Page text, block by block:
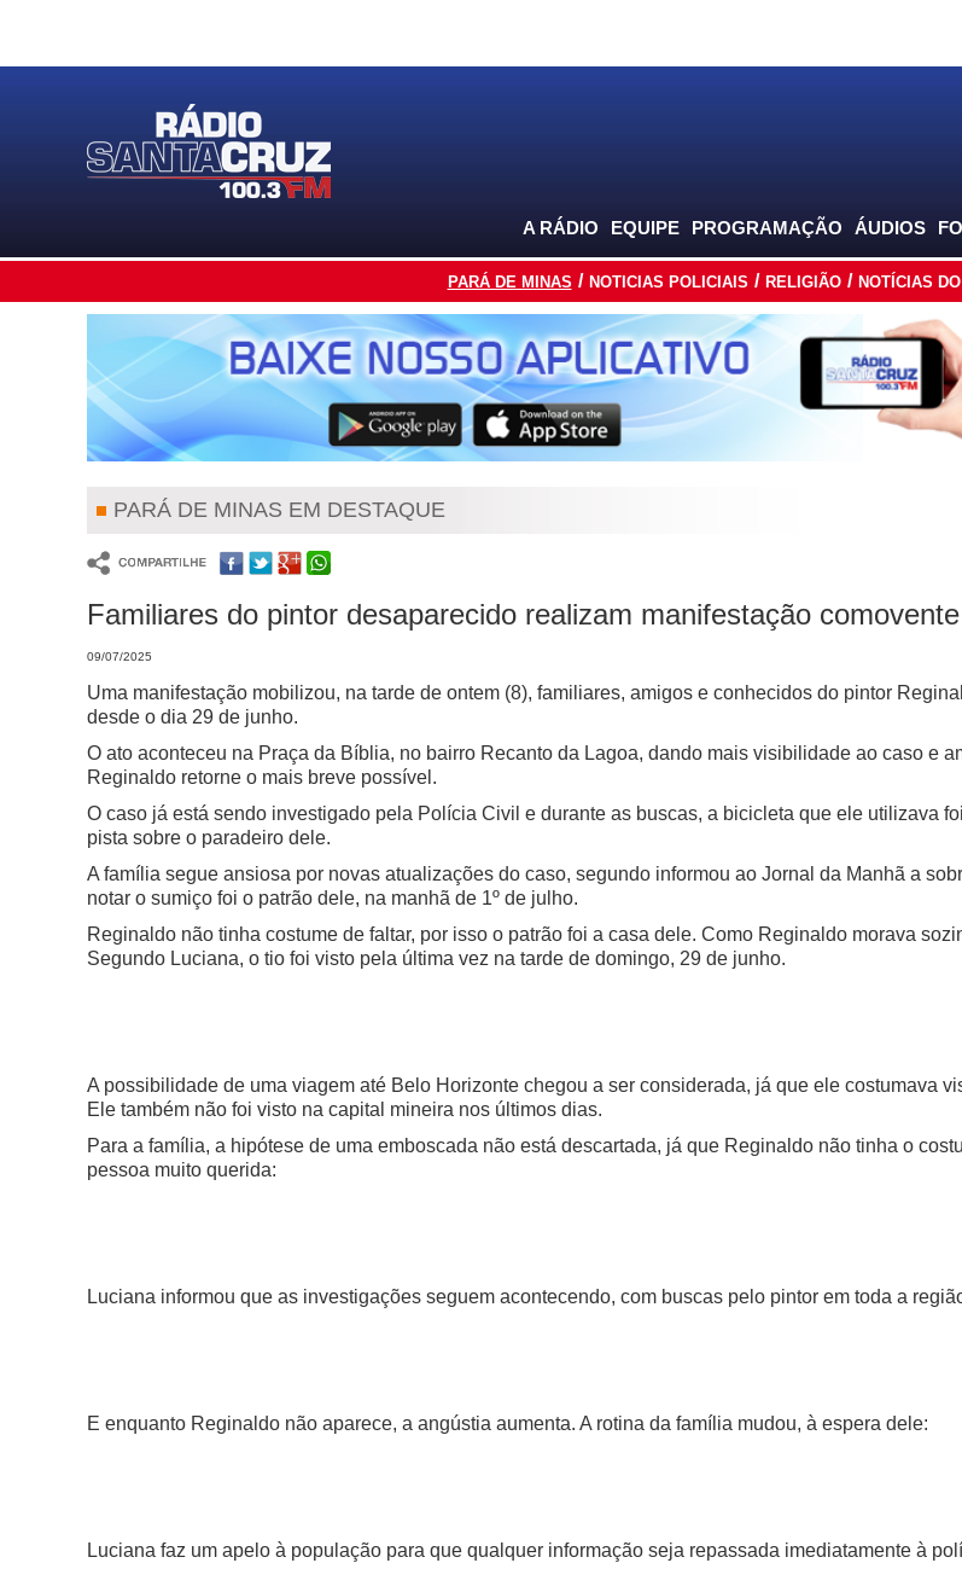
A RÁDIO EQUIPE PROGRAMAÇÃO ÁUDIOS
PARÁ DE MINAS NOTICIAS POLICIAIS RELIGIÃO NOTÍCIAS
PARÁ DE MINAS EM DESTAQUE
Familiares do pintor desaparecido realizam manifestação comovente
09/07/2025
Uma manifestação mobilizou, na tarde de ontem (8), familiares, amigos e conhecidos do pintor
desde o dia 29 de junho.
O ato aconteceu na Praça da Bíblia, no bairro Recanto da Lagoa, dando mais visibilidade ao caso e
Reginaldo retorne o mais breve possível.
O caso já está sendo investigado pela Polícia Civil e durante as buscas, a bicicleta que ele utilizava
pista sobre o paradeiro dele.
A família segue ansiosa por novas atualizações do caso, segundo informou ao Jornal da Manhã a
notar o sumiço foi o patrão dele, na manhã de 1º de julho.
Reginaldo não tinha costume de faltar, por isso o patrão foi a casa dele. Como Reginaldo morava
Segundo Luciana, o tio foi visto pela última vez na tarde de domingo, 29 de junho.
A possibilidade de uma viagem até Belo Horizonte chegou a ser considerada, já que ele costumava
Ele também não foi visto na capital mineira nos últimos dias.
Para a família, a hipótese de uma emboscada não está descartada, já que Reginaldo não tinha o
pessoa muito querida:
Luciana informou que as investigações seguem acontecendo, com buscas pelo pintor em toda a
E enquanto Reginaldo não aparece, a angústia aumenta. A rotina da família mudou, à espera dele:
Luciana faz um apelo à população para que qualquer informação seja repassada imediatamente à